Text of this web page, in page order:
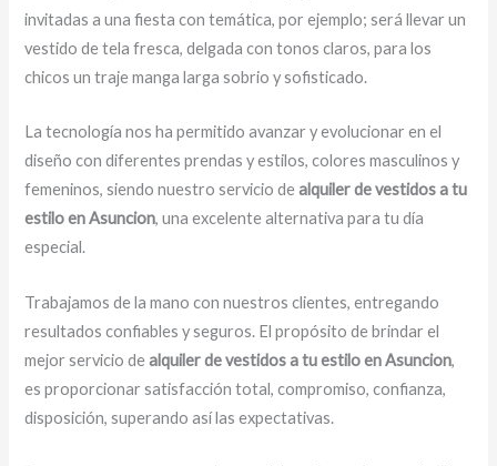
invitadas a una fiesta con temática, por ejemplo; será llevar un
vestido de tela fresca, delgada con tonos claros, para los
chicos un traje manga larga sobrio y sofisticado.
La tecnología nos ha permitido avanzar y evolucionar en el
diseño con diferentes prendas y estilos, colores masculinos y
femeninos, siendo nuestro servicio dealquiler de vestidos a tu
estilo en Asuncion, una excelente alternativa para tu día
especial.
Trabajamos de la mano con nuestros clientes, entregando
resultados confiables y seguros. El propósito de brindar el
mejor servicio dealquiler de vestidos a tu estilo en Asuncion,
es proporcionar satisfacción total, compromiso, confianza,
disposición, superando así las expectativas.